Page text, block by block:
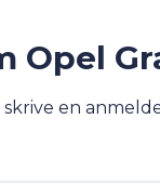
Opel
en